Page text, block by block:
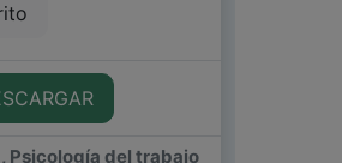
Psicología del trabajo